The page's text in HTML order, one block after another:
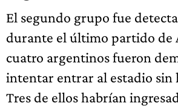
El segundo grupo fue
durante el último partido de
cuatro argentinos fueron
intentar entrar al estadio sin
Tres de ellos habrían